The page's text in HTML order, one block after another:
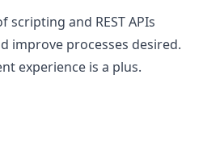
and REST APIs
improve processes desired.
experience is a plus.